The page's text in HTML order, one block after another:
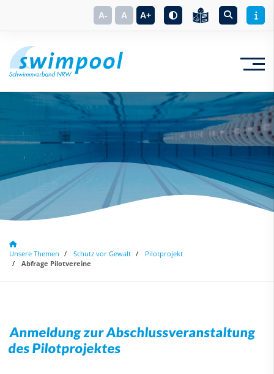
A- A A+
Suchbegriff eingeben
Unsere Themen Schutz vor Gewalt
Pilotprojekt
Abfrage Pilotvereine
Anmeldung zur Abschlussveranstaltung
des Pilotprojektes